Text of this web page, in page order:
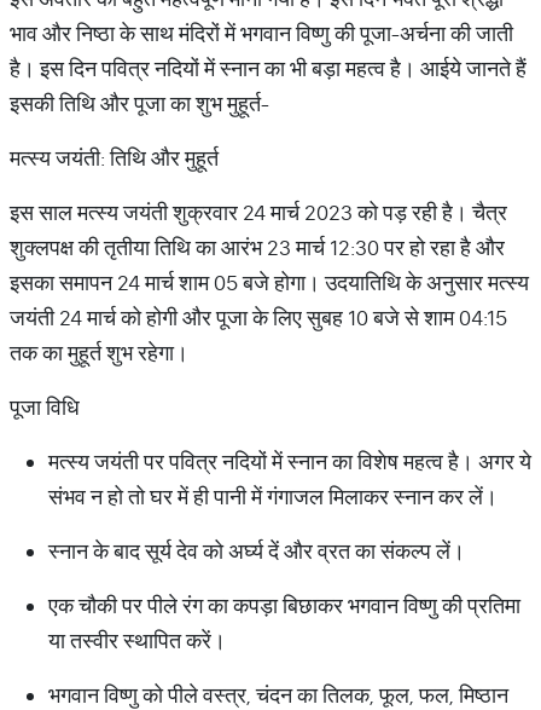
भाव और निष्ठा के साथ मंदिरों में भगवान विष्णु की पूजा-अर्चना की जाती
है। इस दिन पवित्र नदियों में स्नान का भी बड़ा महत्व है। आईये जानते हैं
इसकी तिथि और पूजा का शुभ मुहूर्त-
मत्स्य जयंती: तिथि और मुहूर्त
इस साल मत्स्य जयंती शुक्रवार 24 मार्च 2023 को पड़ रही है। चैत्र
शुक्लपक्ष की तृतीया तिथि का आरंभ 23 मार्च 12:30 पर हो रहा है और
इसका समापन 24 मार्च शाम 05 बजे होगा। उदयातिथि के अनुसार मत्स्य
जयंती 24 मार्च को होगी और पूजा के लिए सुबह 10 बजे से शाम 04:15
तक का मुहूर्त शुभ रहेगा।
पूजा विधि
मत्स्य जयंती पर पवित्र नदियों में स्नान का विशेष महत्व है। अगर ये
संभव न हो तो घर में ही पानी में गंगाजल मिलाकर स्नान कर लें।
स्नान के बाद सूर्य देव को अर्घ्य दें और व्रत का संकल्प लें।
एक चौकी पर पीले रंग का कपड़ा बिछाकर भगवान विष्णु की प्रतिमा
या तस्वीर स्थापित करें।
भगवान विष्णु को पीले वस्त्र, चंदन का तिलक, फूल, फल, मिष्ठान